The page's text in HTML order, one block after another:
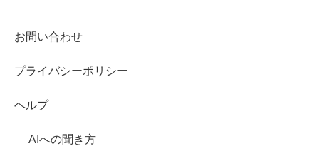
お問い合わせ
プライバシーポリシー
ヘルプ
AIへの聞き方